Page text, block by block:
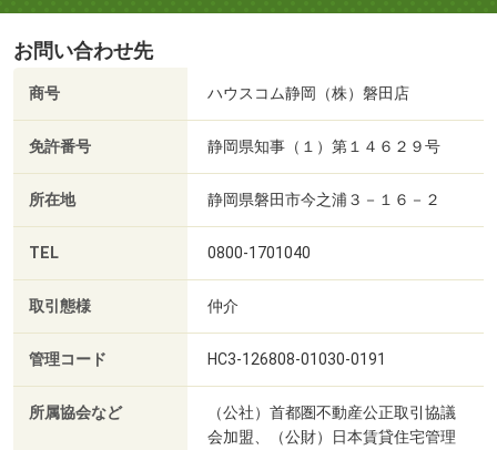
お問い合わせ先
商号 ハウスコム静岡（株）磐田店
免許番号 静岡県知事（１）第１４６２９号
所在地 静岡県磐田市今之浦３－１６－２
TEL 0800-1701040
取引態様 仲介
管理コード HC3-126808-01030-0191
所属協会など
（公社）首都圏不動産公正取引協議
会加盟、（公財）日本賃貸住宅管理